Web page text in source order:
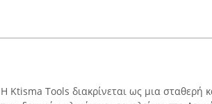
Η Ktisma Tools διακρίνεται ως μια σταθερή